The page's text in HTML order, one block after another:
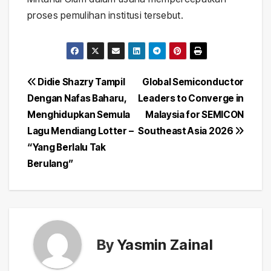
proses pemulihan institusi tersebut.
Post
navigation
Global Semiconductor
Leaders to Converge in
Malaysia for SEMICON
Southeast Asia 2026
Didie Shazry Tampil
Dengan Nafas Baharu,
Menghidupkan Semula
Lagu Mendiang Lotter –
“Yang Berlalu Tak
Berulang”
ByYasmin Zainal